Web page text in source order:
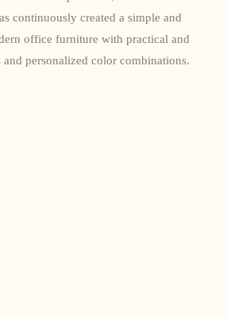
continuously created a simple and
office furniture with practical and
personalized color combinations.